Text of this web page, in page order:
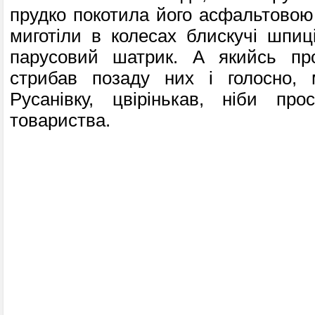
прудко покотила його
миготіли в колесах блискучі
парусовий шатрик. А якийсь
стрибав позаду них і
Русанівку, цвірінькав, ніби
товариства.